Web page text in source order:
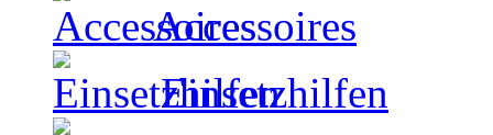
Accessoires
Einsetzhilfen